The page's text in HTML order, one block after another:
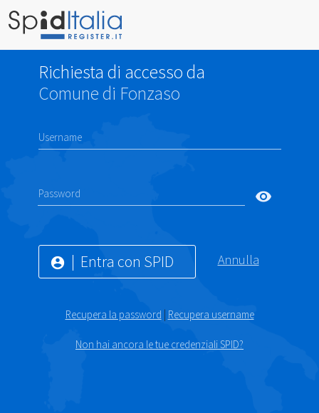
Richiesta di accesso da
Comune di Fonzaso
Username
Password visibility
account_circle Entra con SPID Annulla
Recupera la password | Recupera username
Non hai ancora le tue credenziali SPID?